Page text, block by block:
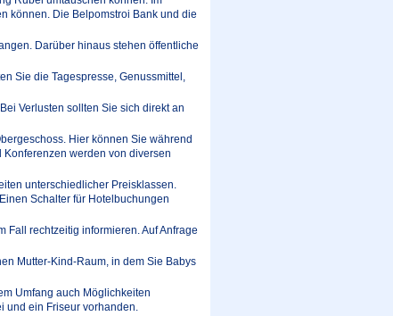
können. Die Belpomstroi Bank und die
Darüber hinaus stehen öffentliche
Sie die Tagespresse, Genussmittel,
Verlusten sollten Sie sich direkt an
Hier können Sie während
werden von diversen
unterschiedlicher Preisklassen.
Schalter für Hotelbuchungen
rechtzeitig informieren. Auf Anfrage
Mutter-Kind-Raum, in dem Sie Babys
Umfang auch Möglichkeiten
und ein Friseur vorhanden.